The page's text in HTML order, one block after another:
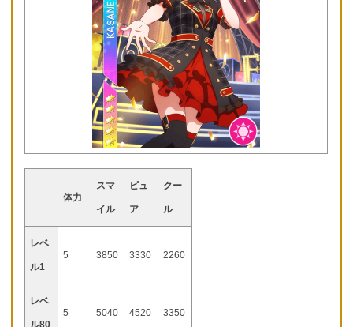
体力
スマ
イル
ピュ
ア
クー
ル
レベ
ル1
5 3850 3330 2260
レベ
5 5040 4520 3350